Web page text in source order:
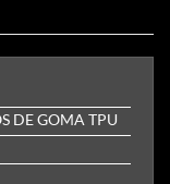
DE GOMA TPU